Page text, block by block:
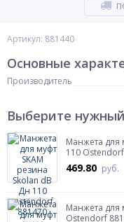
Артикул: 881440
Основные
Производитель
Выберите
Манжета для
110
469.80 руб.
Манжета для
Ostendorf